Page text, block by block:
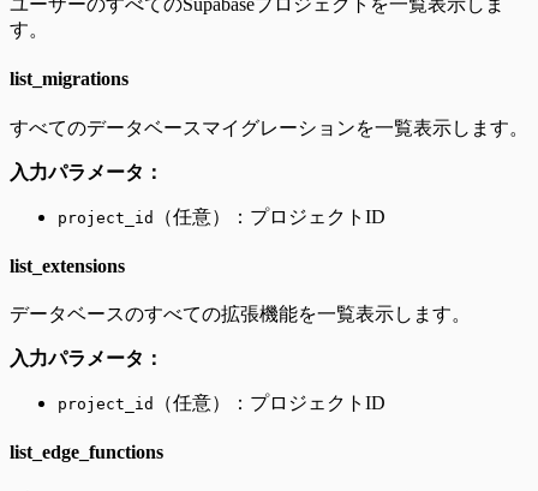
ユーザーのすべてのSupabaseプロジェクトを一覧表示しま
す。
list_migrations
すべてのデータベースマイグレーションを一覧表示します。
入力パラメータ：
project_id （任意）：プロジェクトID
list_extensions
データベースのすべての拡張機能を一覧表示します。
入力パラメータ：
project_id （任意）：プロジェクトID
list_edge_functions